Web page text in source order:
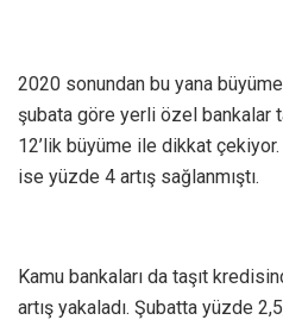
2020 sonundan bu yana
şubata göre yerli özel bankalar
12’lik büyüme ile dikkat
ise yüzde 4 artış sağlanmıştı.
Kamu bankaları da taşıt
artış yakaladı. Şubatta yüzde